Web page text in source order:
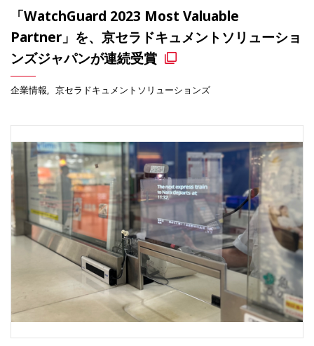
「WatchGuard 2023 Most Valuable
Partner」を、京セラドキュメントソリューショ
ンズジャパンが連続受賞
企業情報 京セラドキュメントソリューションズ